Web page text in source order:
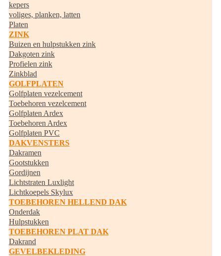
kepers
voliges, planken, latten
Platen
ZINK
Buizen en hulpstukken zink
Dakgoten zink
Profielen zink
Zinkblad
GOLFPLATEN
Golfplaten vezelcement
Toebehoren vezelcement
Golfplaten Ardex
Toebehoren Ardex
Golfplaten PVC
DAKVENSTERS
Dakramen
Gootstukken
Gordijnen
Lichtstraten Luxlight
Lichtkoepels Skylux
TOEBEHOREN HELLEND DAK
Onderdak
Hulpstukken
TOEBEHOREN PLAT DAK
Dakrand
GEVELBEKLEDING